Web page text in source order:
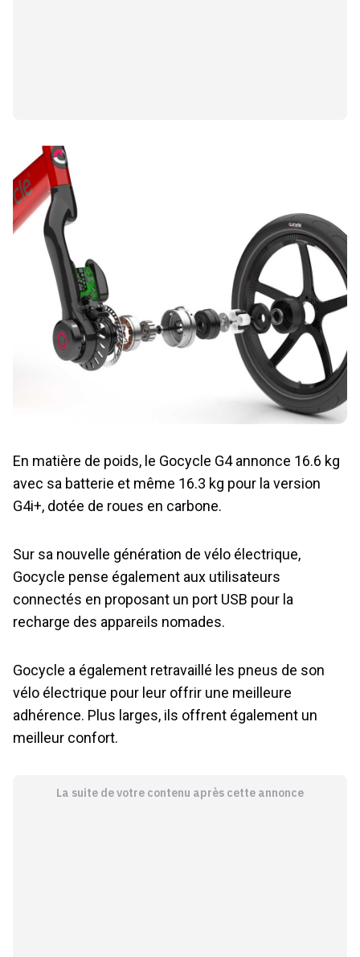
En matière de poids, le Gocycle G4 annonce 16.6 kg
avec sa batterie et même 16.3 kg pour la version
G4i+, dotée de roues en carbone.
Sur sa nouvelle génération de vélo électrique,
Gocycle pense également aux utilisateurs
connectés en proposant un port USB pour la
recharge des appareils nomades.
Gocycle a également retravaillé les pneus de son
vélo électrique pour leur offrir une meilleure
adhérence. Plus larges, ils offrent également un
meilleur confort.
La suite de votre contenu après cette annonce